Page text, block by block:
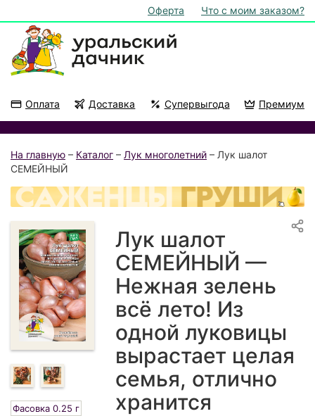
Оферта Что с моим заказом?
Оплата Доставка Супервыгода Премиум
На главную – Каталог – Лук многолетний – Лук шалот
СЕМЕЙНЫЙ
Фасовка 0.25 г
Лук шалот
СЕМЕЙНЫЙ —
Нежная зелень
всё лето! Из
одной луковицы
вырастает целая
семья, отлично
хранится